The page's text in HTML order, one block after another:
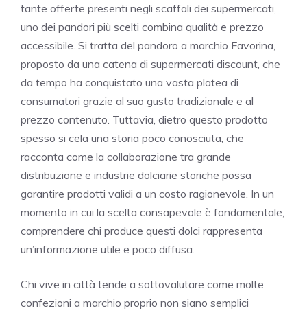
tante offerte presenti negli scaffali dei supermercati,
uno dei pandori più scelti combina qualità e prezzo
accessibile. Si tratta del pandoro a marchio Favorina,
proposto da una catena di supermercati discount, che
da tempo ha conquistato una vasta platea di
consumatori grazie al suo gusto tradizionale e al
prezzo contenuto. Tuttavia, dietro questo prodotto
spesso si cela una storia poco conosciuta, che
racconta come la collaborazione tra grande
distribuzione e industrie dolciarie storiche possa
garantire prodotti validi a un costo ragionevole. In un
momento in cui la scelta consapevole è fondamentale,
comprendere chi produce questi dolci rappresenta
un’informazione utile e poco diffusa.
Chi vive in città tende a sottovalutare come molte
confezioni a marchio proprio non siano semplici